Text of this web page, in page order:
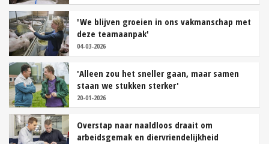
'We blijven groeien in ons vakmanschap met
deze teamaanpak'
04-03-2026
'Alleen zou het sneller gaan, maar samen
staan we stukken sterker'
20-01-2026
Overstap naar naaldloos draait om
arbeidsgemak en diervriendelijkheid